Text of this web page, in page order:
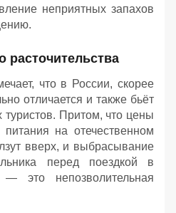
неприятных запахов
расточительства
что в России, скорее
отличается и также бьёт
туристов. Притом, что цены
на отечественном
вверх, и выбрасывание
перед поездкой в
это непозволительная